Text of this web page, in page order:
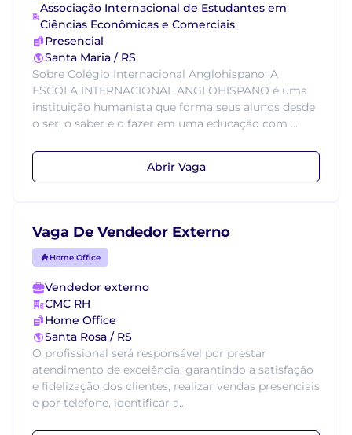
Associação Internacional de Estudantes em
Ciências Econômicas e Comerciais
Presencial
Santa Maria / RS
Sobre Colégio Internacional Anglohispano: A
ESCOLA INTERNACIONAL ANGLOHISPANO é uma
instituição humanista que forma seus alunos desde
o ser, o saber e o fazer em uma educação com ...
Abrir Vaga
Vaga De Vendedor Externo
Home Office
Vendedor externo
CMC RH
Home Office
Santa Rosa / RS
O profissional será responsável por prestar
atendimento de excelência, garantindo a satisfação
e fidelização dos clientes, realizar vendas presenciais
e por telefone, identificar a...